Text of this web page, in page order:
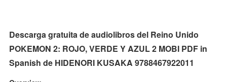
Descarga gratuita de audiolibros del Reino Unido
POKEMON 2: ROJO, VERDE Y AZUL 2 MOBI PDF in
Spanish de HIDENORI KUSAKA 9788467922011